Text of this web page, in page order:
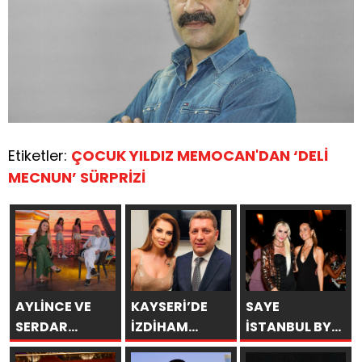
Etiketler: ÇOCUK YILDIZ MEMOCAN'DAN ‘DELİ
MECNUN’ SÜRPRİZİ
AYLİNCE VE
SERDAR
ORTAÇ’TAN
KAYSERİ’DE
İZDİHAM
DEĞİL, REKOR
SAYE
İSTANBUL BY
ARAKİ